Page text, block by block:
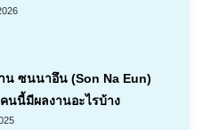
น ซนนาอึน (Son Na Eun)
นนี้มีผลงานอะไรบ้าง